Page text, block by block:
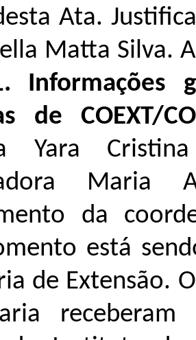
Ata.
Matta Silva.
Informações
de COEXT/
Yara
da
está
de Extensão.